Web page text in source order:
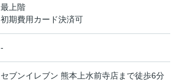
最上階
初期費用カード決済可
-
セブンイレブン 熊本上水前寺店まで徒歩6分